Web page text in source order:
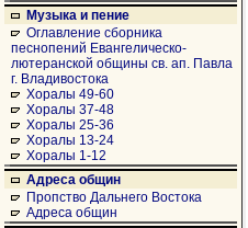
Музыка и пение
Оглавление сборника
песнопений Евангелическо-
лютеранской общины св. ап. Павла
г. Владивостока
Хоралы 49-60
Хоралы 37-48
Хоралы 25-36
Хоралы 13-24
Хоралы 1-12
Адреса общин
Пропство Дальнего Востока
Адреса общин